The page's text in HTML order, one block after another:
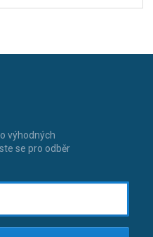
výhodných
se pro odběr